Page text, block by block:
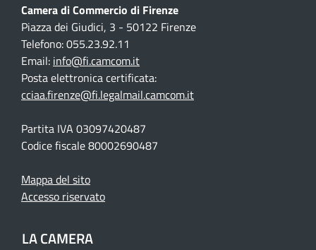
Camera di Commercio di Firenze
Piazza dei Giudici, 3 - 50122 Firenze
Telefono: 055.23.92.11
Email: info@fi.camcom.it
Posta elettronica certificata:
cciaa.firenze@fi.legalmail.camcom.it
Partita IVA 03097420487
Codice fiscale 80002690487
Mappa del sito
Accesso riservato
LA CAMERA